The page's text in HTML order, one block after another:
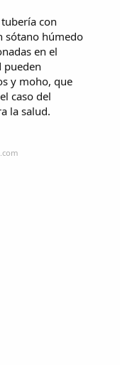
con
sótano húmedo
en el
pueden
y moho, que
caso del
la salud.